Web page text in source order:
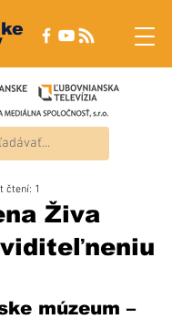
Živa
čtení: 1
múzeum –